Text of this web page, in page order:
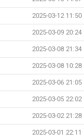
2025-03-12 11:50
2025-03-09 20:24
2025-03-08 21:34
2025-03-08 10:28
2025-03-06 21:05
2025-03-05 22:02
2025-03-02 21:28
2025-03-01 22:11